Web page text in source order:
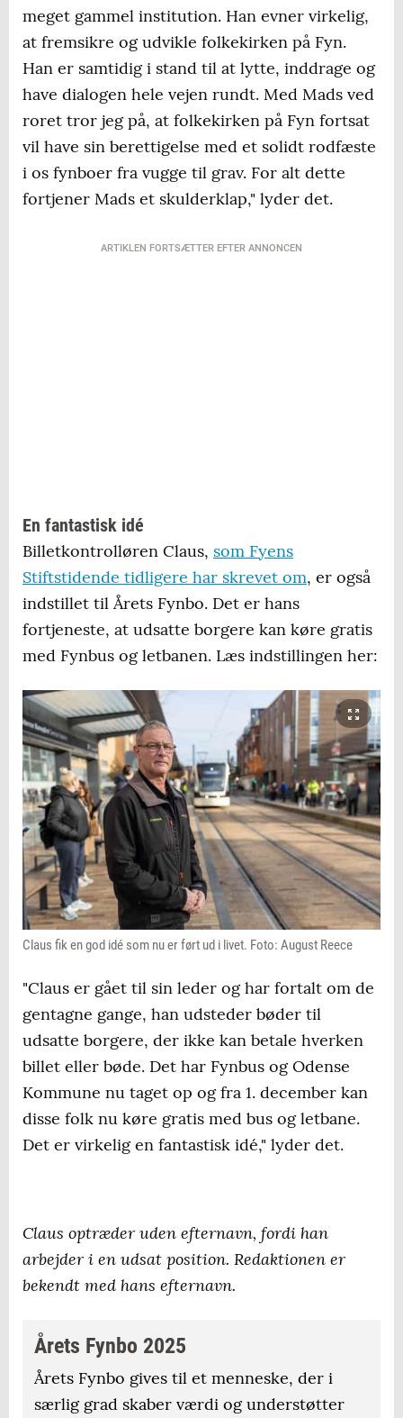
meget gammel institution. Han evner virkelig,
at fremsikre og udvikle folkekirken på Fyn.
Han er samtidig i stand til at lytte, inddrage og
have dialogen hele vejen rundt. Med Mads ved
roret tror jeg på, at folkekirken på Fyn fortsat
vil have sin berettigelse med et solidt rodfæste
i os fynboer fra vugge til grav. For alt dette
fortjener Mads et skulderklap," lyder det.
ARTIKLEN FORTSÆTTER EFTER ANNONCEN
En fantastisk idé
Billetkontrolløren Claus, som Fyens
Stiftstidende tidligere har skrevet om, er også
indstillet til Årets Fynbo. Det er hans
fortjeneste, at udsatte borgere kan køre gratis
med Fynbus og letbanen. Læs indstillingen her:
Claus fik en god idé som nu er ført ud i livet. Foto: August Reece
"Claus er gået til sin leder og har fortalt om de
gentagne gange, han udsteder bøder til
udsatte borgere, der ikke kan betale hverken
billet eller bøde. Det har Fynbus og Odense
Kommune nu taget op og fra 1. december kan
disse folk nu køre gratis med bus og letbane.
Det er virkelig en fantastisk idé," lyder det.
Claus optræder uden efternavn, fordi han
arbejder i en udsat position. Redaktionen er
bekendt med hans efternavn.
Årets Fynbo 2025
Årets Fynbo gives til et menneske, der i
særlig grad skaber værdi og understøtter